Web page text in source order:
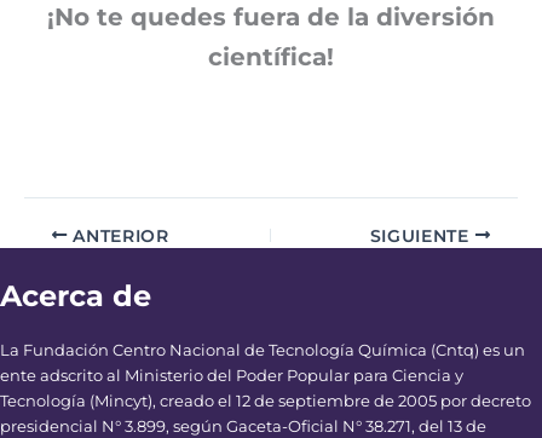
¡No te quedes fuera de la diversión
científica!
ANTERIOR SIGUIENTE
Acerca de
La Fundación Centro Nacional de Tecnología Química (Cntq) es un
ente adscrito al Ministerio del Poder Popular para Ciencia y
Tecnología (Mincyt), creado el 12 de septiembre de 2005 por decreto
presidencial N° 3.899, según Gaceta-Oficial N° 38.271, del 13 de